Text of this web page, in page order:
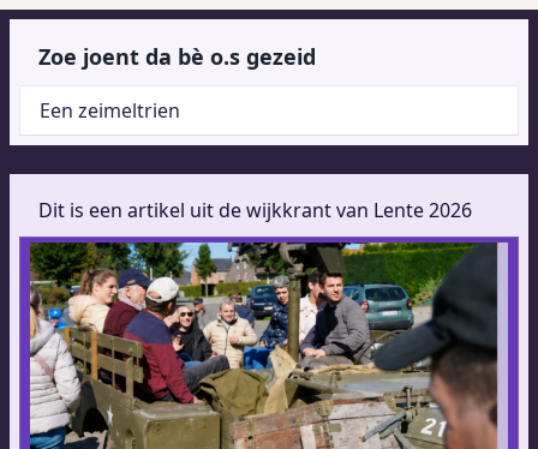
Zoe joent da bè o.s gezeid
Een zeimeltrien
Dit is een artikel uit de wijkkrant van Lente 2026